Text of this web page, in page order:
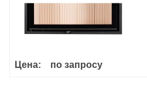
Цена: по запросу